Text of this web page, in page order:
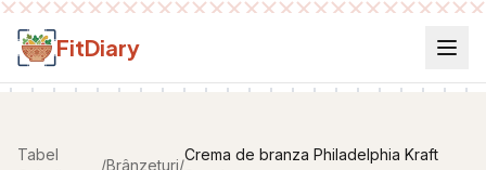
Salt la conținut
FitDiary
Tabel
/Brânzeturi/
Crema de branza Philadelphia Kraft